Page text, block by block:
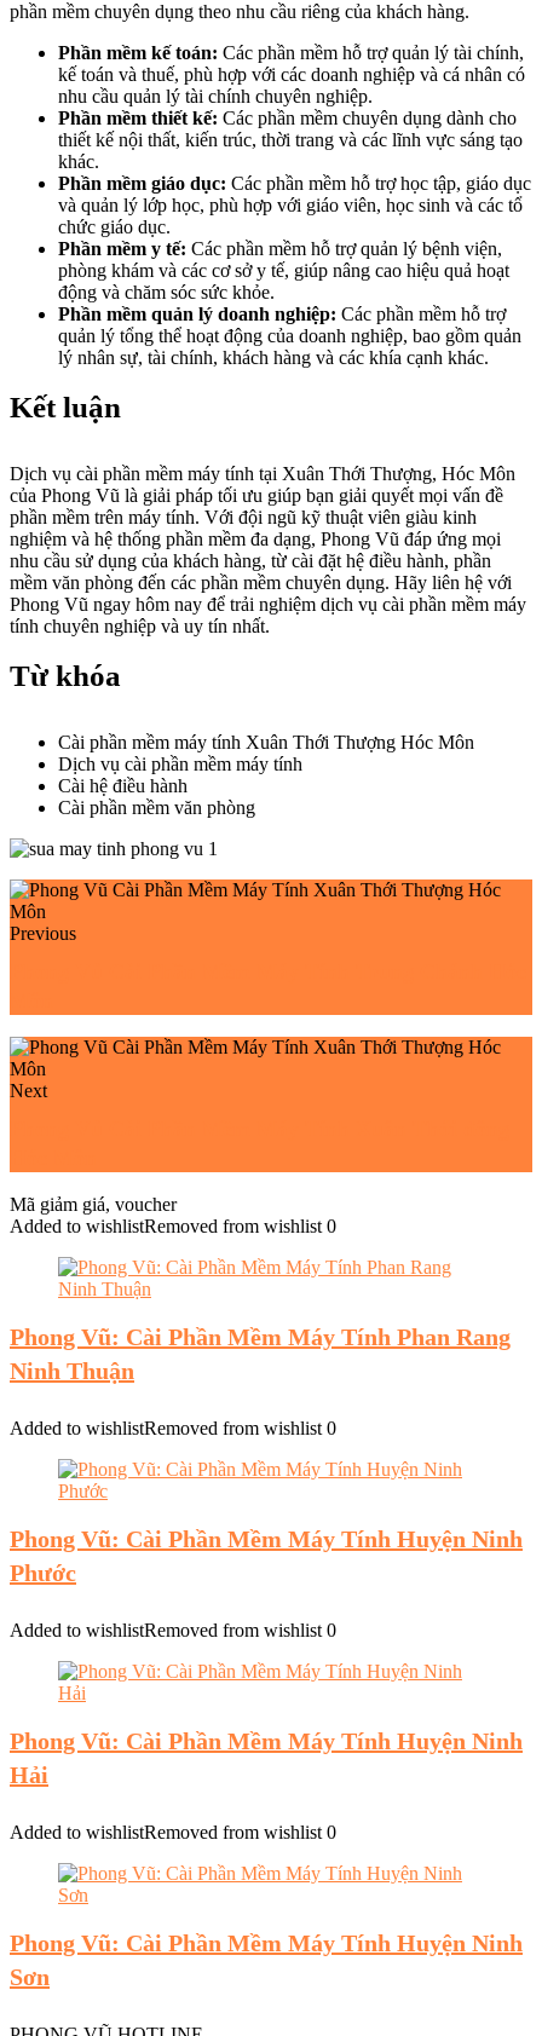
phần mềm chuyên dụng theo nhu cầu riêng của khách hàng.
Phần mềm kế toán: Các phần mềm hỗ trợ quản lý tài chính,
kế toán và thuế, phù hợp với các doanh nghiệp và cá nhân có
nhu cầu quản lý tài chính chuyên nghiệp.
Phần mềm thiết kế: Các phần mềm chuyên dụng dành cho
thiết kế nội thất, kiến trúc, thời trang và các lĩnh vực sáng tạo
khác.
Phần mềm giáo dục: Các phần mềm hỗ trợ học tập, giáo dục
và quản lý lớp học, phù hợp với giáo viên, học sinh và các tổ
chức giáo dục.
Phần mềm y tế: Các phần mềm hỗ trợ quản lý bệnh viện,
phòng khám và các cơ sở y tế, giúp nâng cao hiệu quả hoạt
động và chăm sóc sức khỏe.
Phần mềm quản lý doanh nghiệp: Các phần mềm hỗ trợ
quản lý tổng thể hoạt động của doanh nghiệp, bao gồm quản
lý nhân sự, tài chính, khách hàng và các khía cạnh khác.
Kết luận
Dịch vụ cài phần mềm máy tính tại Xuân Thới Thượng, Hóc Môn
của Phong Vũ là giải pháp tối ưu giúp bạn giải quyết mọi vấn đề
phần mềm trên máy tính. Với đội ngũ kỹ thuật viên giàu kinh
nghiệm và hệ thống phần mềm đa dạng, Phong Vũ đáp ứng mọi
nhu cầu sử dụng của khách hàng, từ cài đặt hệ điều hành, phần
mềm văn phòng đến các phần mềm chuyên dụng. Hãy liên hệ với
Phong Vũ ngay hôm nay để trải nghiệm dịch vụ cài phần mềm máy
tính chuyên nghiệp và uy tín nhất.
Từ khóa
Cài phần mềm máy tính Xuân Thới Thượng Hóc Môn
Dịch vụ cài phần mềm máy tính
Cài hệ điều hành
Cài phần mềm văn phòng
Previous
Next
Mã giảm giá, voucher
Added to wishlistRemoved from wishlist 0
Phong Vũ: Cài Phần Mềm Máy Tính Phan Rang
Ninh Thuận
Added to wishlistRemoved from wishlist 0
Phong Vũ: Cài Phần Mềm Máy Tính Huyện Ninh
Phước
Added to wishlistRemoved from wishlist 0
Phong Vũ: Cài Phần Mềm Máy Tính Huyện Ninh
Hải
Added to wishlistRemoved from wishlist 0
Phong Vũ: Cài Phần Mềm Máy Tính Huyện Ninh
Sơn